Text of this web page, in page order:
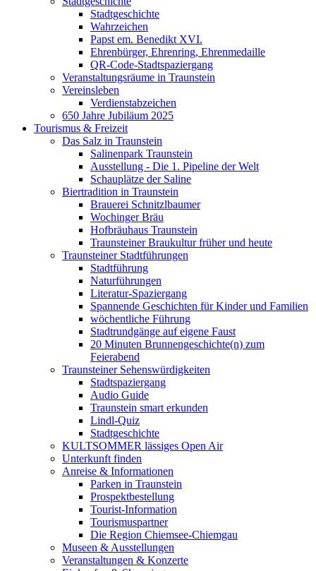
Stadtgeschichte
Wahrzeichen
Papst em. Benedikt XVI.
Ehrenbürger, Ehrenring, Ehrenmedaille
QR-Code-Stadtspaziergang
Veranstaltungsräume in Traunstein
Vereinsleben
Verdienstabzeichen
650 Jahre Jubiläum 2025
Tourismus & Freizeit
Das Salz in Traunstein
Salinenpark Traunstein
Ausstellung - Die 1. Pipeline der Welt
Schauplätze der Saline
Biertradition in Traunstein
Brauerei Schnitzlbaumer
Wochinger Bräu
Hofbräuhaus Traunstein
Traunsteiner Braukultur früher und heute
Traunsteiner Stadtführungen
Stadtführung
Naturführungen
Literatur-Spaziergang
Spannende Geschichten für Kinder und Familien
wöchentliche Führung
Stadtrundgänge auf eigene Faust
20 Minuten Brunnengeschichte(n) zum
Feierabend
Traunsteiner Sehenswürdigkeiten
Stadtspaziergang
Audio Guide
Traunstein smart erkunden
Lindl-Quiz
Stadtgeschichte
KULTSOMMER lässiges Open Air
Unterkunft finden
Anreise & Informationen
Parken in Traunstein
Prospektbestellung
Tourist-Information
Tourismuspartner
Die Region Chiemsee-Chiemgau
Museen & Ausstellungen
Veranstaltungen & Konzerte